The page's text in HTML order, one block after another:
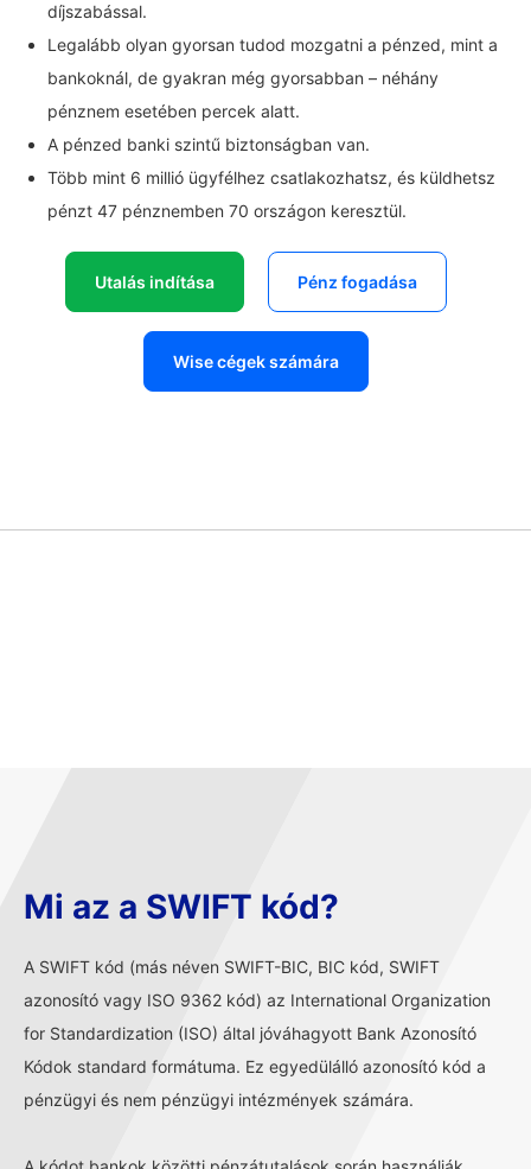
díjszabással.
Legalább olyan gyorsan tudod mozgatni a pénzed, mint a
bankoknál, de gyakran még gyorsabban – néhány
pénznem esetében percek alatt.
A pénzed banki szintű biztonságban van.
Több mint 6 millió ügyfélhez csatlakozhatsz, és küldhetsz
pénzt 47 pénznemben 70 országon keresztül.
Utalás indítása Pénz fogadása
Wise cégek számára
Mi az a SWIFT kód?
A SWIFT kód (más néven SWIFT-BIC, BIC kód, SWIFT
azonosító vagy ISO 9362 kód) az International Organization
for Standardization (ISO) által jóváhagyott Bank Azonosító
Kódok standard formátuma. Ez egyedülálló azonosító kód a
pénzügyi és nem pénzügyi intézmények számára.